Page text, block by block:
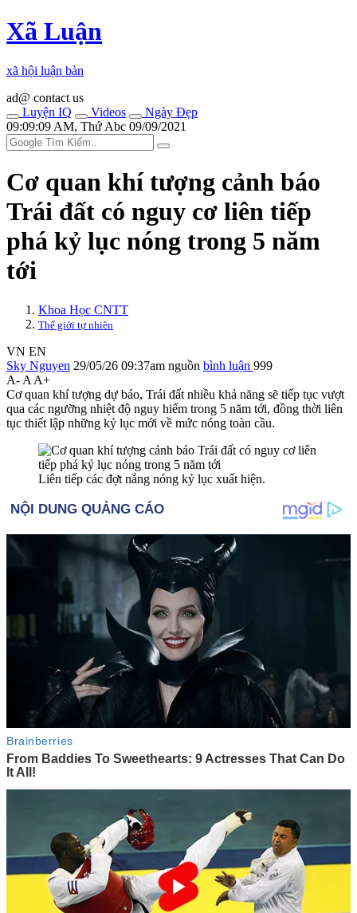
Xã Luận
xã hội luận bàn
ad@ contact us
Luyện IQ
Videos
Ngày Đẹp
09:09:09 AM, Thứ Abc 09/09/2021
Cơ quan khí tượng cảnh báo
Trái đất có nguy cơ liên tiếp
phá kỷ lục nóng trong 5 năm
tới
Khoa Học CNTT
Thế giới tự nhiên
VN EN
Sky Nguyen 29/05/26 09:37am nguồn bình luận 999
A- A A+
Cơ quan khí tượng dự báo, Trái đất nhiều khả năng sẽ tiếp tục vượt
qua các ngưỡng nhiệt độ nguy hiểm trong 5 năm tới, đồng thời liên
tục thiết lập những kỷ lục mới về mức nóng toàn cầu.
Liên tiếp các đợt nắng nóng kỷ lục xuất hiện.